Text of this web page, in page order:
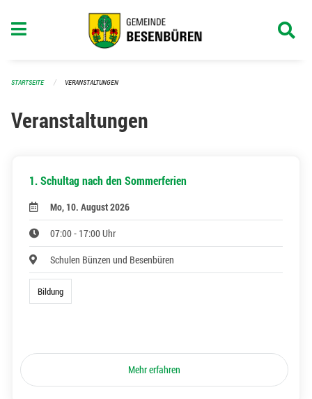
STARTSEITE VERANSTALTUNGEN
Veranstaltungen
1. Schultag nach den Sommerferien
Mo, 10. August 2026
07:00 - 17:00 Uhr
Schulen Bünzen und Besenbüren
Bildung
Mehr erfahren